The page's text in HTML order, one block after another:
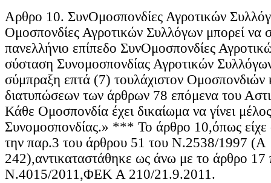
Αρθρο 10. ΣυνΟμοσπονδίες Αγροτικών
Ομοσπονδίες Αγροτικών Συλλόγων μπορεί να
πανελλήνιο επίπεδο ΣυνΟμοσπονδίες
σύσταση Συνομοσπονδίας Αγροτικών Συλλόγων
σύμπραξη επτά (7) τουλάχιστον Ομοσπονδιών
διατυπώσεων των άρθρων 78 επόμενα του
Κάθε Ομοσπονδία έχει δικαίωμα να γίνει
Συνομοσπονδίας.» *** Το άρθρο 10,όπως είχε
την παρ.3 του άρθρου 51 του Ν.2538/1997 (Α
242),αντικαταστάθηκε ως άνω με το άρθρο 17
Ν.4015/2011,ΦΕΚ Α 210/21.9.2011.